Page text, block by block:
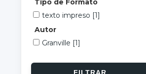
Tipo de Formato
texto impreso [1]
Autor
Granville [1]